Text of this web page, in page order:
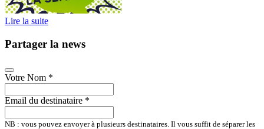
Lire la suite
Partager la news
Votre Nom *
Email du destinataire *
NB : vous pouvez envoyer à plusieurs destinataires. Il vous suffit de séparer les